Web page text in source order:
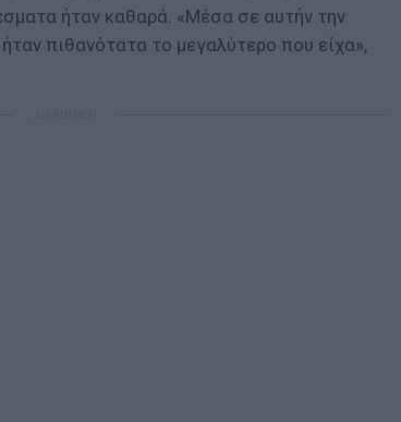
ήταν καθαρά. «Μέσα σε αυτήν την
πιθανότατα το μεγαλύτερο που είχα»,